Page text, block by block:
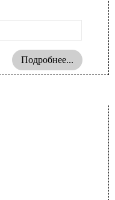
Подробнее...